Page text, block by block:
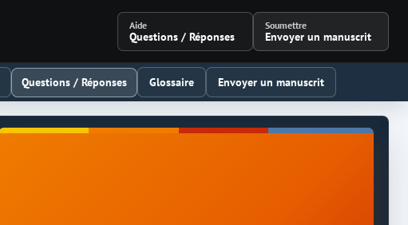
Aide
Questions / Réponses
Soumettre
Envoyer un manuscrit
Questions / Réponses Glossaire Envoyer un manuscrit